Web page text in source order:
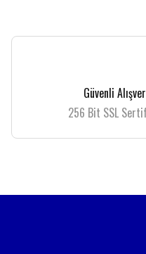
Görüş ve önerileriniz için
Ürün açıklamasında eksik
Ürün bilgilerinde hatalar
Güvenli
256 Bit SSL